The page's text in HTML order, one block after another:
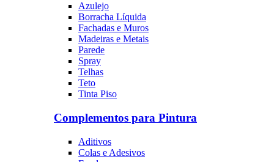
Azulejo
Borracha Líquida
Fachadas e Muros
Madeiras e Metais
Parede
Spray
Telhas
Teto
Tinta Piso
Complementos para Pintura
Aditivos
Colas e Adesivos